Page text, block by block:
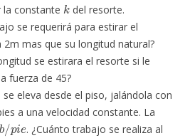
constante
del resorte.
se requerirá para estirar el
mas que su longitud natural?
se estirara el resorte si le
fuerza de 45?
eleva desde el piso, jalándola con
a una velocidad constante. La
/p ie
. ¿Cuánto trabajo se realiza al